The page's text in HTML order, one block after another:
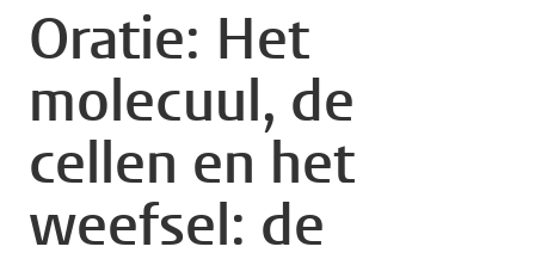
Oratie: Het
molecuul, de
cellen en het
weefsel: de